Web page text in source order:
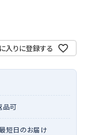
入りに登録する
品可
短日のお届け